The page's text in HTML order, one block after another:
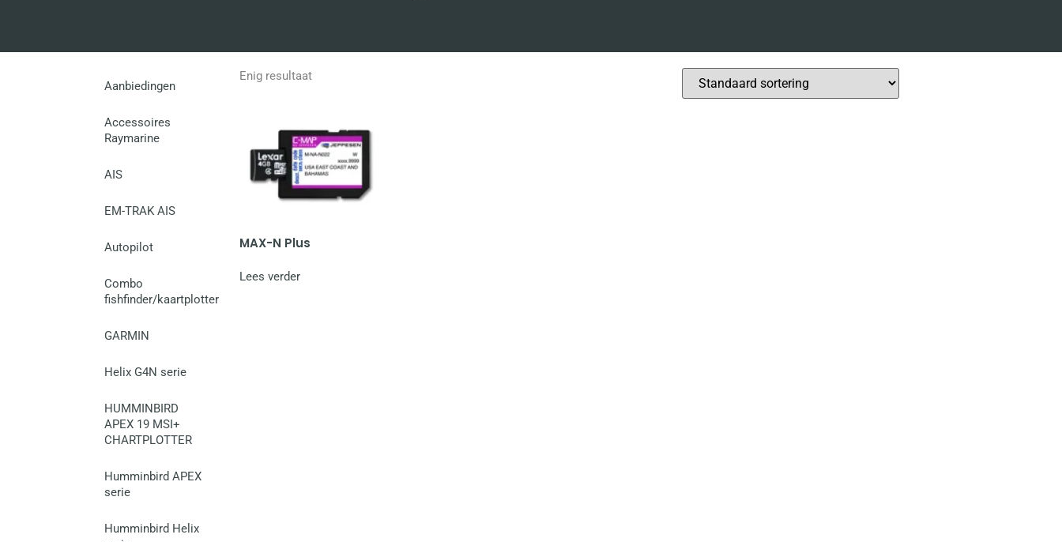
Aanbiedingen
Accessoires
Raymarine
AIS
EM-TRAK AIS
Autopilot
Combo
fishfinder/kaartplotter
GARMIN
Helix G4N serie
HUMMINBIRD
APEX 19 MSI+
CHARTPLOTTER
Humminbird APEX
serie
Humminbird Helix
Enig resultaat
MAX-N Plus
Lees verder